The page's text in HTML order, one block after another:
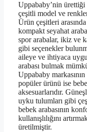
Uppababy’nin ürettiği
çeşitli model ve
Ürün çeşitleri
kompakt seyahat
spor arabalar, ikiz ve
gibi seçenekler
aileye ve ihtiyaca
arabası bulmak
Uppababy
popüler ürünü ise
aksesuarlarıdır.
uyku tulumları gibi
bebek arabasının
kullanışlılığını
üretilmiştir.